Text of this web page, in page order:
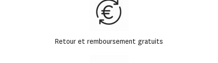
Retour et remboursement gratuits